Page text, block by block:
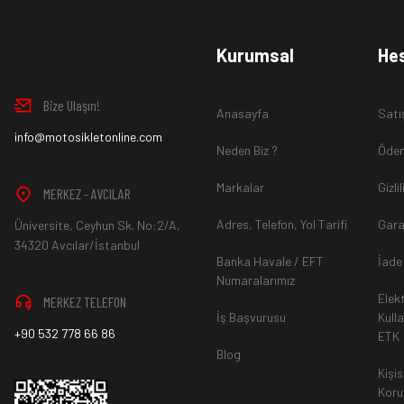
www.MotosikletOnline.com alışveriş sitesinden almış
Aksi durum söz konusu olduğunda
*İade ve Değişim sürecinde ürünlerin "Gönderici Ödemeli”
Ürün mağazamıza ulaştıktan sonra gerekli incelemelerin
hesaba ya da Kredi Kartına "Beş (5) ile On (10) iş günü”
durumlar ilgili bankanız ile yapılan sözleşme yükümlülüğüne
Bize Ulaşın!
info@motosikletonline.com
MERKEZ - AVCILAR
Üniversite, Ceyhun Sk. No:2/A,
34320 Avcılar/İstanbul
MERKEZ TELEFON
+90 532 778 66 86
Kurumsal
Anasayfa
Neden Biz ?
Markalar
Adres, Telefon, Yol Tarifi
Banka Havale / EFT
Numaralarımız
İş Başvurusu
Blog
İade
ETK